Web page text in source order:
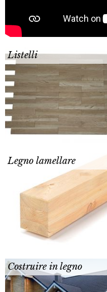
Listelli
Legno lamellare
Costruire in legno